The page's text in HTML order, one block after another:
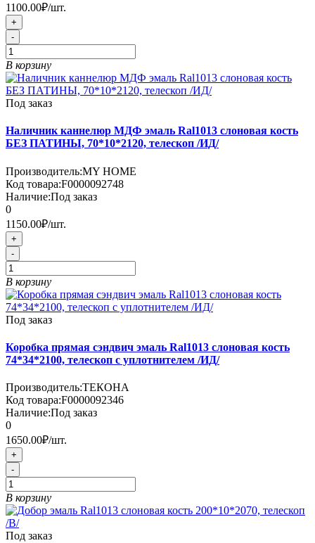
1100.00₽/шт.
+
-
В корзину
Под заказ
Наличник каннелюр МДФ эмаль Ral1013 слоновая кость
БЕЗ ПАТИНЫ, 70*10*2120, телескоп /ИД/
Производитель:MY HOME
Код товара:F0000092748
Наличие:Под заказ
0
1150.00₽/шт.
+
-
В корзину
Под заказ
Коробка прямая сэндвич эмаль Ral1013 слоновая кость
74*34*2100, телескоп с уплотнителем /ИД/
Производитель:ТЕКОНА
Код товара:F0000092346
Наличие:Под заказ
0
1650.00₽/шт.
+
-
В корзину
Под заказ